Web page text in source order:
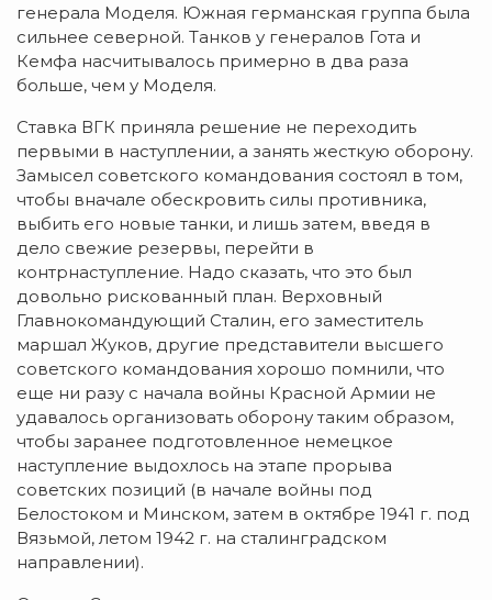
генерала Моделя. Южная германская группа была
сильнее северной. Танков у генералов Гота и
Кемфа насчитывалось примерно в два раза
больше, чем у Моделя.
Ставка ВГК приняла решение не переходить
первыми в наступлении, а занять жесткую оборону.
Замысел советского командования состоял в том,
чтобы вначале обескровить силы противника,
выбить его новые танки, и лишь затем, введя в
дело свежие резервы, перейти в
контрнаступление. Надо сказать, что это был
довольно рискованный план. Верховный
Главнокомандующий Сталин, его заместитель
маршал Жуков, другие представители высшего
советского командования хорошо помнили, что
еще ни разу с начала войны Красной Армии не
удавалось организовать оборону таким образом,
чтобы заранее подготовленное немецкое
наступление выдохлось на этапе прорыва
советских позиций (в начале войны под
Белостоком и Минском, затем в октябре 1941 г. под
Вязьмой, летом 1942 г. на сталинградском
направлении).